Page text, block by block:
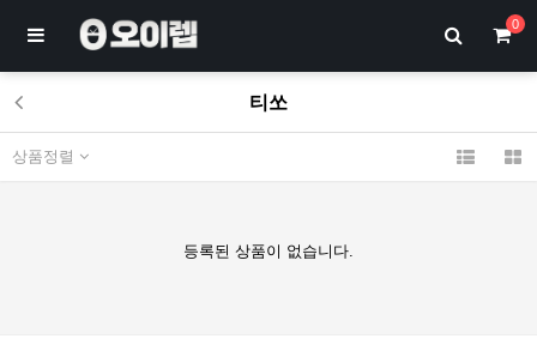
0
티쏘
상품정렬
등록된 상품이 없습니다.